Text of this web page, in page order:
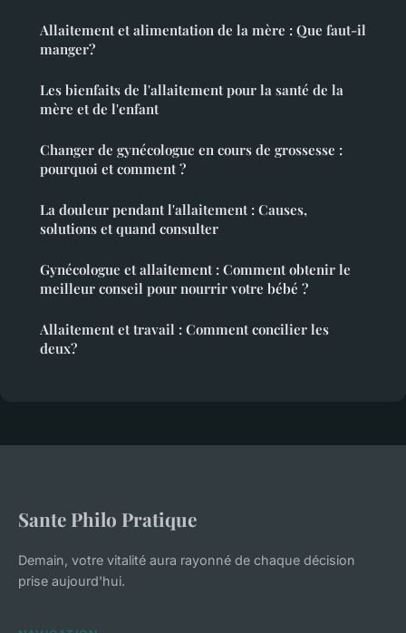
Allaitement et alimentation de la mère : Que faut-il
manger?
Les bienfaits de l'allaitement pour la santé de la
mère et de l'enfant
Changer de gynécologue en cours de grossesse :
pourquoi et comment ?
La douleur pendant l'allaitement : Causes,
solutions et quand consulter
Gynécologue et allaitement : Comment obtenir le
meilleur conseil pour nourrir votre bébé ?
Allaitement et travail : Comment concilier les
deux?
Sante Philo Pratique
Demain, votre vitalité aura rayonné de chaque décision
prise aujourd'hui.